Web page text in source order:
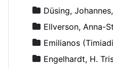
Düsing,
Ellverson, Anna-
Emilianos
Engelhardt, H.